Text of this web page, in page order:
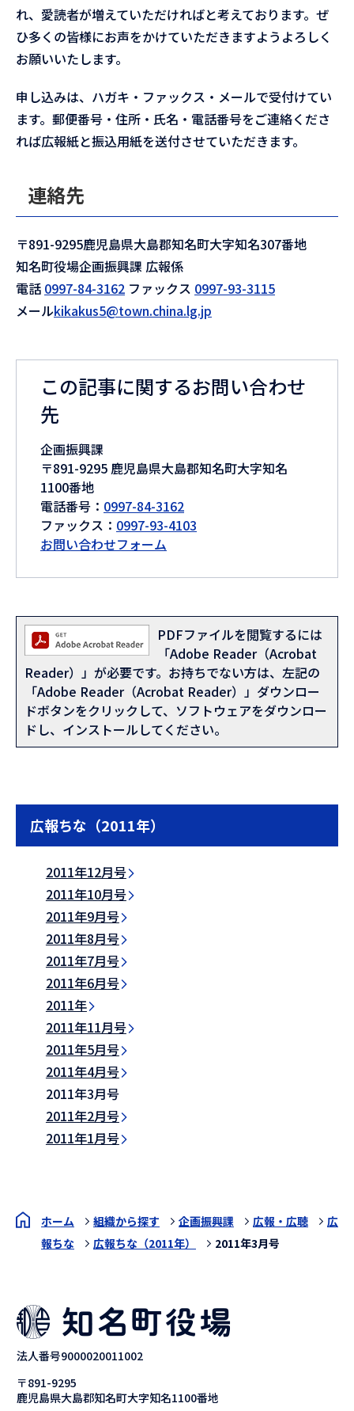
れ、愛読者が増えていただければと考えております。ぜ
ひ多くの皆様にお声をかけていただきますようよろしく
お願いいたします。
申し込みは、ハガキ・ファックス・メールで受付けてい
ます。郵便番号・住所・氏名・電話番号をご連絡くださ
れば広報紙と振込用紙を送付させていただきます。
連絡先
〒891-9295鹿児島県大島郡知名町大字知名307番地
知名町役場企画振興課 広報係
電話 0997-84-3162 ファックス 0997-93-3115
メールkikakus5@town.china.lg.jp
この記事に関するお問い合わせ
先
企画振興課
〒891-9295 鹿児島県大島郡知名町大字知名
1100番地
電話番号： 0997-84-3162
ファックス： 0997-93-4103
お問い合わせフォーム
PDFファイルを閲覧するには
「Adobe Reader（Acrobat
Reader）」が必要です。お持ちでない方は、左記の
「Adobe Reader（Acrobat Reader）」ダウンロー
ドボタンをクリックして、ソフトウェアをダウンロー
ドし、インストールしてください。
広報ちな（2011年）
2011年12月号
2011年10月号
2011年9月号
2011年8月号
2011年7月号
2011年6月号
2011年
2011年11月号
2011年5月号
2011年4月号
2011年3月号
2011年2月号
2011年1月号
ホーム 組織から探す 企画振興課 広報・広聴
広
報ちな
広報ちな（2011年） 2011年3月号
法人番号9000020011002
〒891-9295
鹿児島県大島郡知名町大字知名1100番地